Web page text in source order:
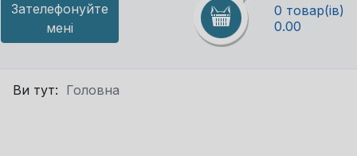
Зателефонуйте
мені
0 товар(ів)
0.00
Ви тут: Головна